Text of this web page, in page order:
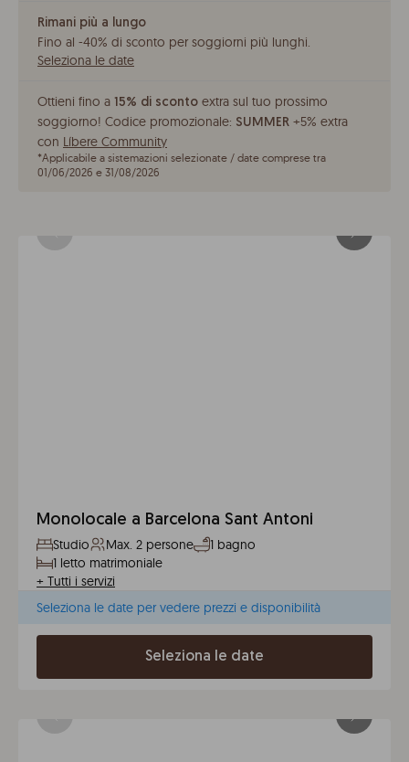
Rimani più a lungo
Fino al -40% di sconto per soggiorni più lunghi.
Seleziona le date
Ottieni fino a 15% di sconto extra sul tuo prossimo
soggiorno! Codice promozionale: SUMMER +5% extra
con Líbere Community
*Applicabile a sistemazioni selezionate / date comprese tra
01/06/2026 e 31/08/2026
Monolocale a Barcelona Sant Antoni
Studio Max. 2 persone
1 bagno
1 letto matrimoniale
+ Tutti i servizi
Seleziona le date per vedere prezzi e disponibilità
Seleziona le date